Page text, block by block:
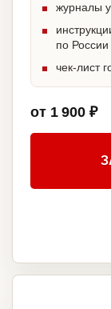
журналы
по России
чек-лист
от 1 900 ₽